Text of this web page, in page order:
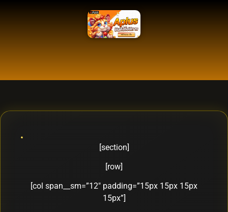
[section]
[row]
[col span__sm=”12″ padding=”15px 15px 15px
15px”]